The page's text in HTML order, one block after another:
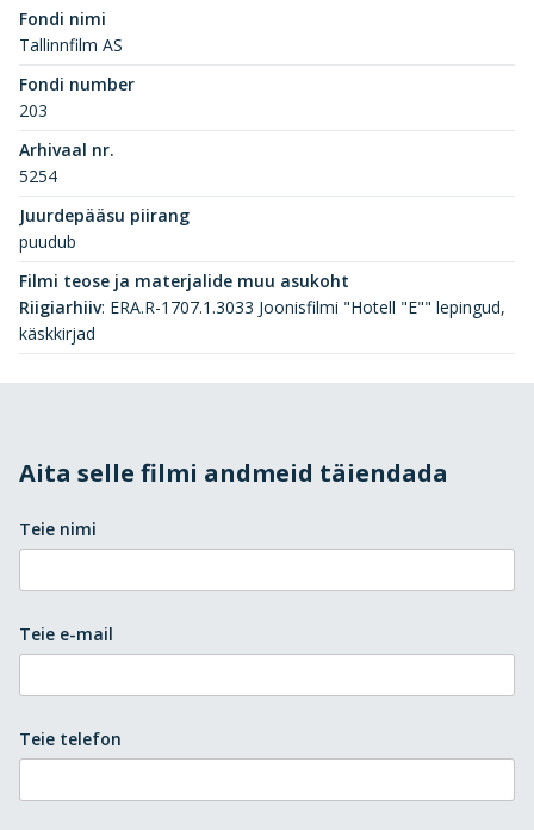
Fondi nimi
Tallinnfilm AS
Fondi number
203
Arhivaal nr.
5254
Juurdepääsu piirang
puudub
Filmi teose ja materjalide muu asukoht
Riigiarhiiv: ERA.R-1707.1.3033 Joonisfilmi "Hotell "E"" lepingud,
käskkirjad
Aita selle filmi andmeid täiendada
Teie nimi
Teie e-mail
Teie telefon